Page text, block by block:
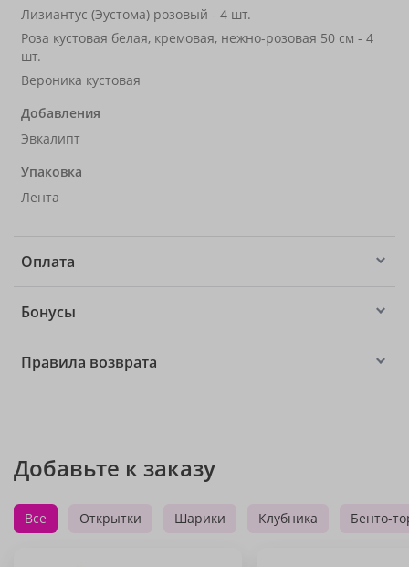
Лизиантус (Эустома) розовый - 4 шт.
Роза кустовая белая, кремовая, нежно-розовая 50 см - 4
шт.
Вероника кустовая
Добавления
Эвкалипт
Упаковка
Лента
Оплата
Бонусы
Правила возврата
Добавьте к заказу
Все Открытки Шарики Клубника Бенто-